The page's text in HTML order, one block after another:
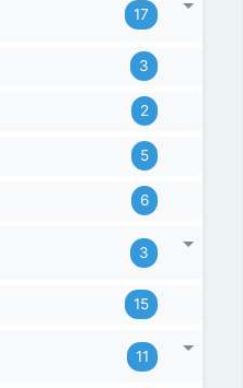
17
3
2
5
6
3
15
11